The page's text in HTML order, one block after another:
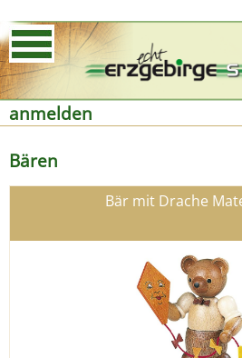
anmelden
Bären
Bär mit Drache